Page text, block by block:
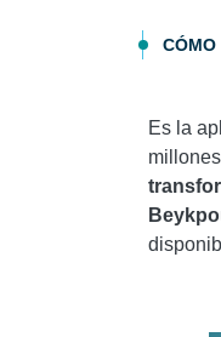
CÓMO
Es la